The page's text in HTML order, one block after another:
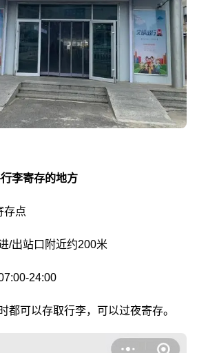
李寄存的地方
存点
/出站口附近约200米
24:00
都可以存取行李，可以过夜寄存。